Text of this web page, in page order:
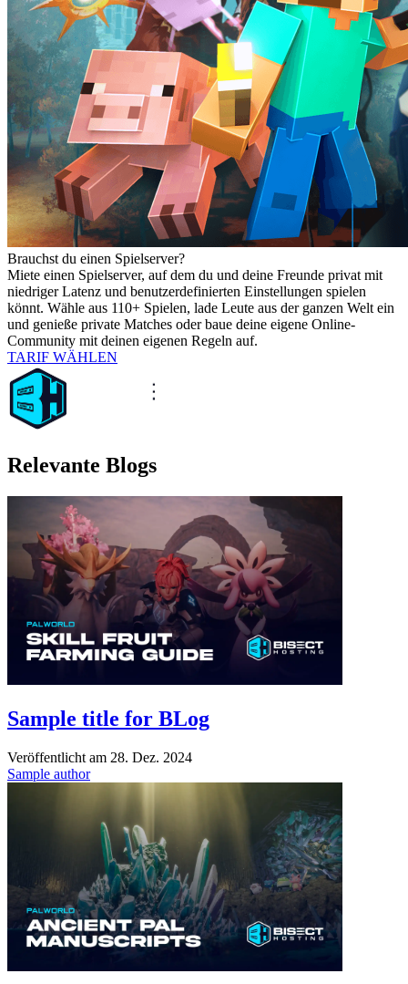
Brauchst du einen Spielserver?
Miete einen Spielserver, auf dem du und deine Freunde privat mit
niedriger Latenz und benutzerdefinierten Einstellungen spielen
könnt. Wähle aus 110+ Spielen, lade Leute aus der ganzen Welt ein
und genieße private Matches oder baue deine eigene Online-
Community mit deinen eigenen Regeln auf.
TARIF WÄHLEN
Relevante Blogs
Sample title for BLog
Veröffentlicht am 28. Dez. 2024
Sample author